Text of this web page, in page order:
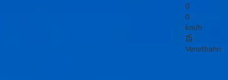
0
0
km/h
Venetbahn